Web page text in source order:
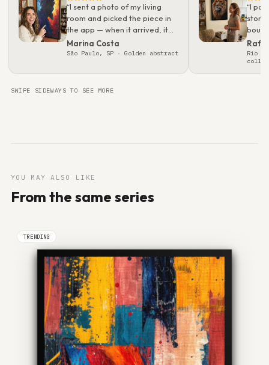
“I sent a photo of my living
room and picked the piece in
the app — when it arrived, it
looked even better than on
screen. Packaging was
gift.”
Marina Costa
São Paulo, SP· Golden abstract
“I
story.
what
real
Rio
SWIPE SIDEWAYS TO SEE MORE
YOU MAY ALSO LIKE
From the same series
TRENDING